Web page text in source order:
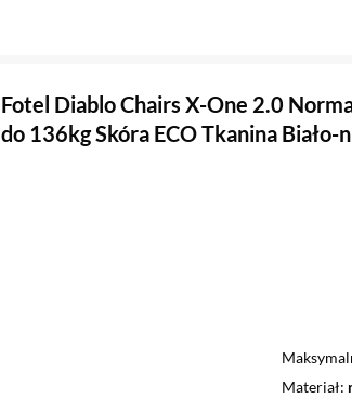
Fotel Diablo Chairs X-One 2.0
do 136kg Skóra ECO Tkanina Biało-
Materiał